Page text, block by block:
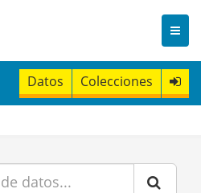
Datos Colecciones